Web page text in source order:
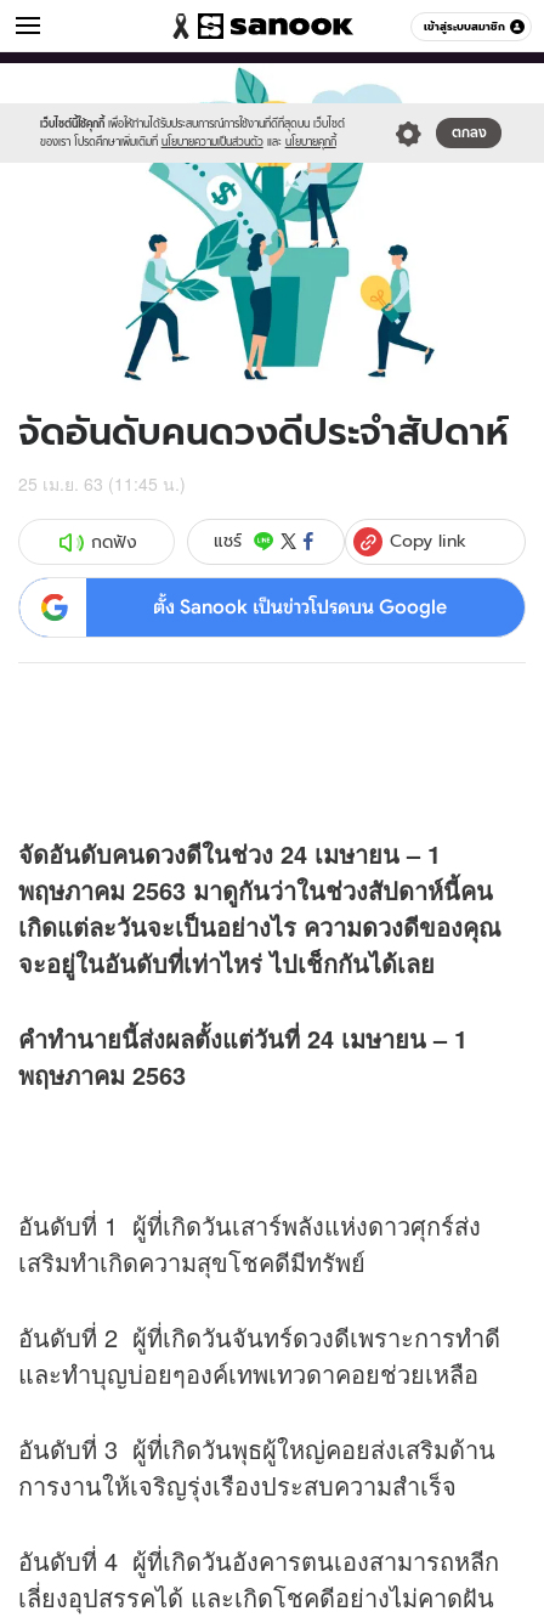
เข้าสู่ระบบสมาชิก
ดูดวง หมวดอื่นๆ
เว็บไซต์นี้ใช้คุกกี้ เพื่อให้ท่านได้รับประสบการณ์การใช้งานที่ดีที่สุดบน เว็บไซต์
ของเรา โปรดศึกษาเพิ่มเติมที่ นโยบายความเป็นส่วนตัว และ นโยบายคุกกี้
ตกลง
//s.isanook.com/sr/0/images/logo-
sanook.png
//s.isanook.com/ho/0/ud/36/181733/286921.jpg
จัดอันดับคนดวงดีประจำสัปดาห์
25 เม.ย. 63 (11:45 น.)
กดฟัง แชร์ Copy link
ตั้ง Sanook เป็นข่าวโปรดบน Google
จัดอันดับคนดวงดีในช่วง 24 เมษายน – 1
พฤษภาคม 2563 มาดูกันว่าในช่วงสัปดาห์นี้คน
เกิดแต่ละวันจะเป็นอย่างไร ความดวงดีของคุณ
จะอยู่ในอันดับที่เท่าไหร่ ไปเช็กกันได้เลย
คำทำนายนี้ส่งผลตั้งแต่วันที่ 24 เมษายน – 1
พฤษภาคม 2563
อันดับที่ 1 ผู้ที่เกิดวันเสาร์พลังแห่งดาวศุกร์ส่ง
เสริมทำเกิดความสุขโชคดีมีทรัพย์
อันดับที่ 2 ผู้ที่เกิดวันจันทร์ดวงดีเพราะการทำดี
และทำบุญบ่อยๆองค์เทพเทวดาคอยช่วยเหลือ
อันดับที่ 3 ผู้ที่เกิดวันพุธผู้ใหญ่คอยส่งเสริมด้าน
การงานให้เจริญรุ่งเรืองประสบความสำเร็จ
อันดับที่ 4 ผู้ที่เกิดวันอังคารตนเองสามารถหลีก
เลี่ยงอุปสรรคได้ และเกิดโชคดีอย่างไม่คาดฝัน